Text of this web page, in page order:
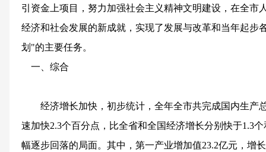
引资金上项目，努力加强社会主义精神文明建设，在全市
经济和社会发展的新成就，实现了发展与改革和当年起步
划"的主要任务。
一、综合
经济增长加快，初步统计，全年全市共完成国内生产
速加快2.3个百分点，比全省和全国经济增长分别快于1.3
幅逐步回落的局面。其中，第一产业增加值23.2亿元，增